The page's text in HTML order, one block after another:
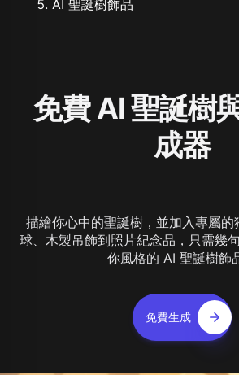
AI 聖誕樹飾品
免費 AI 聖誕樹
成器
描繪你心中的聖誕樹，並加入專屬
球、木製吊飾到照片紀念品，只需幾
你風格的 AI 聖誕樹飾
免費生成